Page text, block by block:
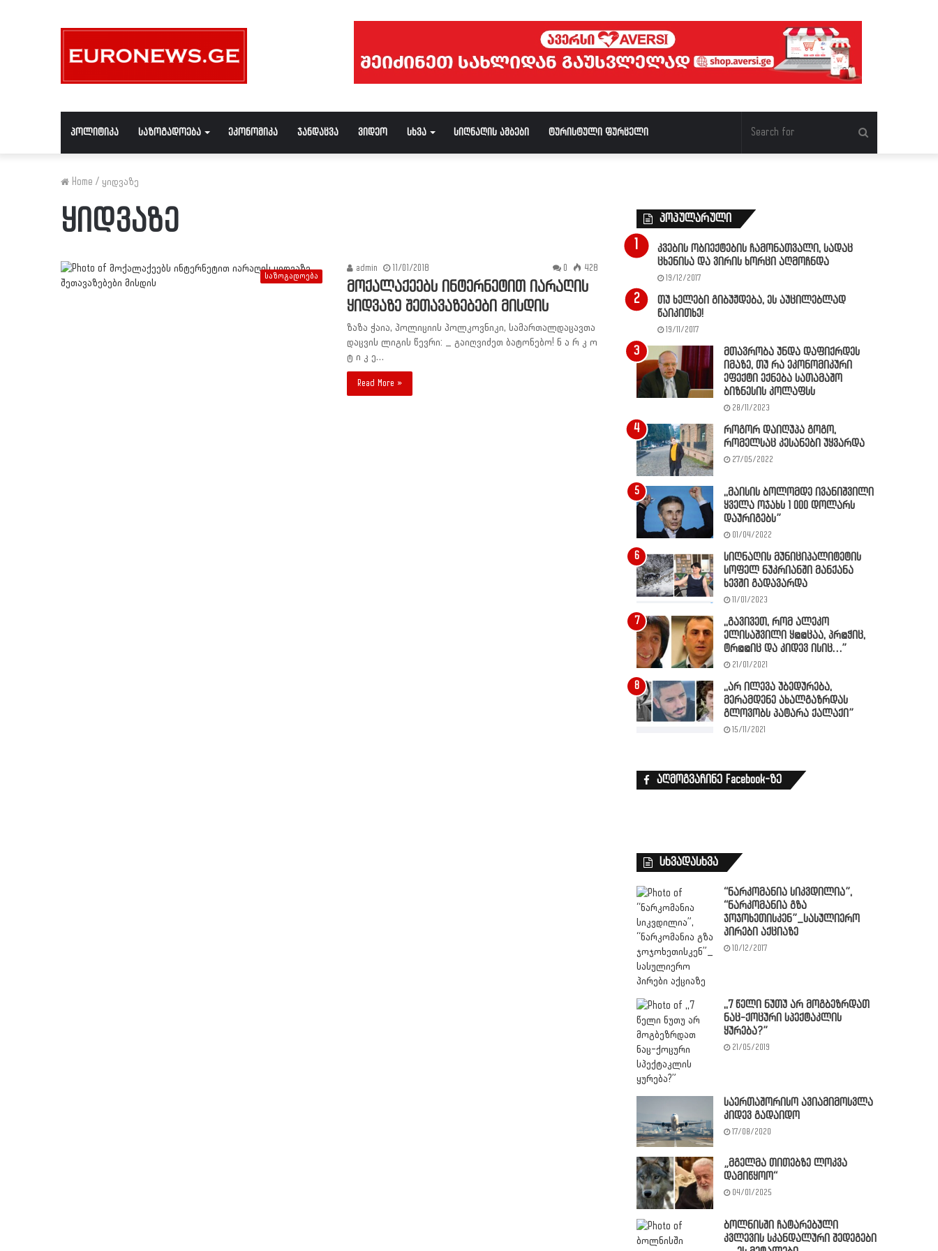
პოლიტიკა საზოგადოება ეკონომიკა ჯანდაცვა ვიდეო სხვა სიღნაღის ამბები ტურისტული ფურცელი
Home / ყიდვაზე
ყიდვაზე
საზოგადოება
admin 11/01/2018 0 428
მოქალაქეებს ინტერნეტით იარაღის
ყიდვაზე შეთავაზებები მისდის
ზაზა ჭაია, პოლიციის პოლკოვნიკი, სამართალდაცავთა
დაცვის ლიგის წევრი: _ გაიღვიძეთ ბატონებო! ნ ა რ კ ო
ტ ი კ ე…
Read More »
პოპულარული
კვების ობიექტების ჩამონათვალი, სადაც
ცხენისა და ვირის ხორცი აღმოჩნდა
19/12/2017
თუ ხელები გიბუჟდება, ეს აუცილებლად
წაიკითხე!
19/11/2017
მთავრობა უნდა დაფიქრდეს
იმაზე, თუ რა ეკონომიკური
ეფექტი ექნება სათამაშო
ბიზნესის კოლაფსს
28/11/2023
როგორ დაიღუპა გოგო,
რომელსაც კესანები უყვარდა
27/05/2022
,,მაისის ბოლომდე ივანიშვილი
ყველა ოჯახს 1 000 დოლარს
დაურიგებს”
01/04/2022
სიღნაღის მუნიციპალიტეტის
სოფელ ნუკრიანში მანქანა
ხევში გადავარდა
11/01/2023
,,გავივეთ, რომ ალეკო
ელისაშვილი ყ@@ცაა, პრ@ჭიც,
ტრ@@იც და კიდევ ისიც…”
21/01/2021
,,არ ილევა უბედურება,
მერამდენე ახალგაზრდას
გლოვობს პატარა ქალაქი”
15/11/2021
აღმოგვაჩინე Facebook-ზე
სხვადასხვა
“ნარკომანია სიკვდილია”,
“ნარკომანია გზა
ჯოჯოხეთისკენ”_სასულიერო
პირები აქციაზე
10/12/2017
,,7 წელი ნუთუ არ მოგბეზრდათ
ნაც-ქოცური სპექტაკლის
ყურება?”
21/05/2019
საერთაშორისო ავიამიმოსვლა
კიდევ გადაიდო
17/08/2020
„მგელმა თითებზე ლოკვა
დამიწყოო“
04/01/2025
ბოლნისში ჩატარებული
კვლევის სკანდალური შედეგები